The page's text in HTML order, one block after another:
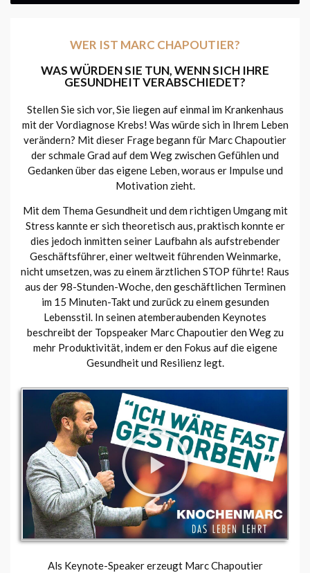
WER IST MARC CHAPOUTIER?
WAS WÜRDEN SIE TUN, WENN SICH IHRE
GESUNDHEIT VERABSCHIEDET?
Stellen Sie sich vor, Sie liegen auf einmal im Krankenhaus
mit der Vordiagnose Krebs! Was würde sich in Ihrem Leben
verändern? Mit dieser Frage begann für Marc Chapoutier
der schmale Grad auf dem Weg zwischen Gefühlen und
Gedanken über das eigene Leben, woraus er Impulse und
Motivation zieht.
Mit dem Thema Gesundheit und dem richtigen Umgang mit
Stress kannte er sich theoretisch aus, praktisch konnte er
dies jedoch inmitten seiner Laufbahn als aufstrebender
Geschäftsführer, einer weltweit führenden Weinmarke,
nicht umsetzen, was zu einem ärztlichen STOP führte! Raus
aus der 98-Stunden-Woche, den geschäftlichen Terminen
im 15 Minuten-Takt und zurück zu einem gesunden
Lebensstil. In seinen atemberaubenden Keynotes
beschreibt der Topspeaker Marc Chapoutier den Weg zu
mehr Produktivität, indem er den Fokus auf die eigene
Gesundheit und Resilienz legt.
Als Keynote-Speaker erzeugt Marc Chapoutier